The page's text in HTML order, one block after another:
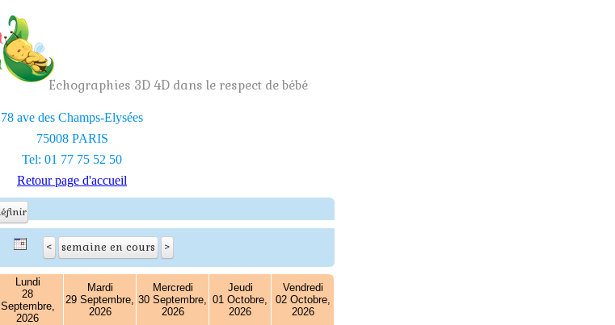
Echographies 3D 4D dans le respect de bébé
78 ave des Champs-Elysées
75008 PARIS
Tel: 01 77 75 52 50
Retour page d'accueil
Lundi
28
Septembre,
2026
Mardi
29 Septembre,
2026
Mercredi
30 Septembre,
2026
Jeudi
01 Octobre,
2026
Vendredi
02 Octobre,
2026